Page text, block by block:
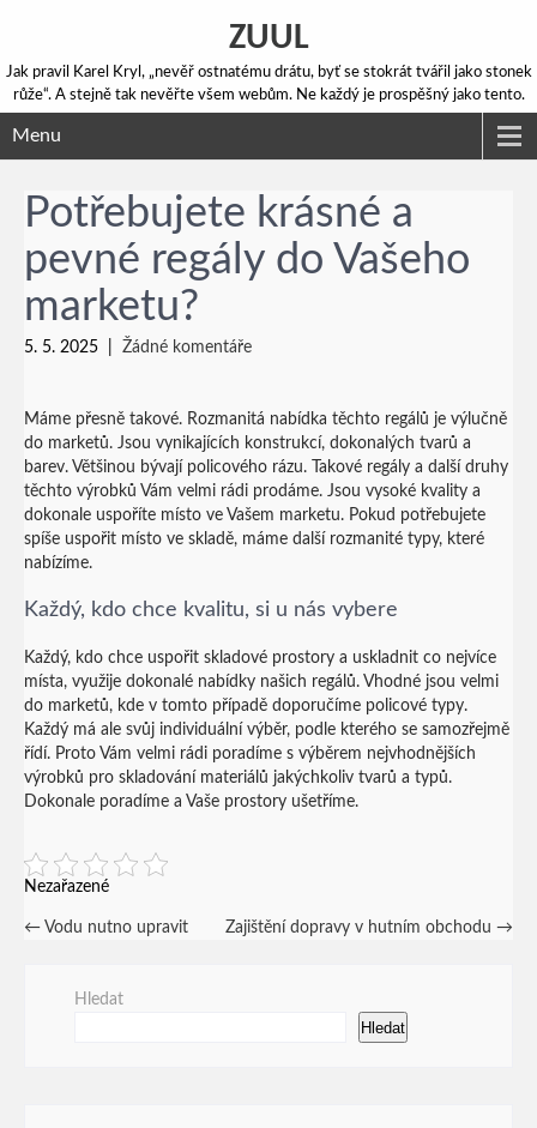
ZUUL
Jak pravil Karel Kryl, „nevěř ostnatému drátu, byť se stokrát tvářil jako stonek
růže“. A stejně tak nevěřte všem webům. Ne každý je prospěšný jako tento.
Menu
Potřebujete krásné a
pevné regály do Vašeho
marketu?
5. 5. 2025 Žádné komentáře
Máme přesně takové. Rozmanitá nabídka těchto regálů je výlučně
do marketů. Jsou vynikajících konstrukcí, dokonalých tvarů a
barev. Většinou bývají policového rázu. Takové regály a další druhy
těchto výrobků Vám velmi rádi prodáme. Jsou vysoké kvality a
dokonale uspoříte místo ve Vašem marketu. Pokud potřebujete
spíše uspořit místo ve skladě, máme další rozmanité typy, které
nabízíme.
Každý, kdo chce kvalitu, si u nás vybere
Každý, kdo chce uspořit skladové prostory a uskladnit co nejvíce
místa, využije dokonalé nabídky našich regálů. Vhodné jsou velmi
do marketů, kde v tomto případě doporučíme policové typy.
Každý má ale svůj individuální výběr, podle kterého se samozřejmě
řídí. Proto Vám velmi rádi poradíme s výběrem nejvhodnějších
výrobků pro skladování materiálů jakýchkoliv tvarů a typů.
Dokonale poradíme a Vaše prostory ušetříme.
Nezařazené
Post
← Vodu nutno upravit Zajištění dopravy v hutním obchodu →
Hledat
Hledat